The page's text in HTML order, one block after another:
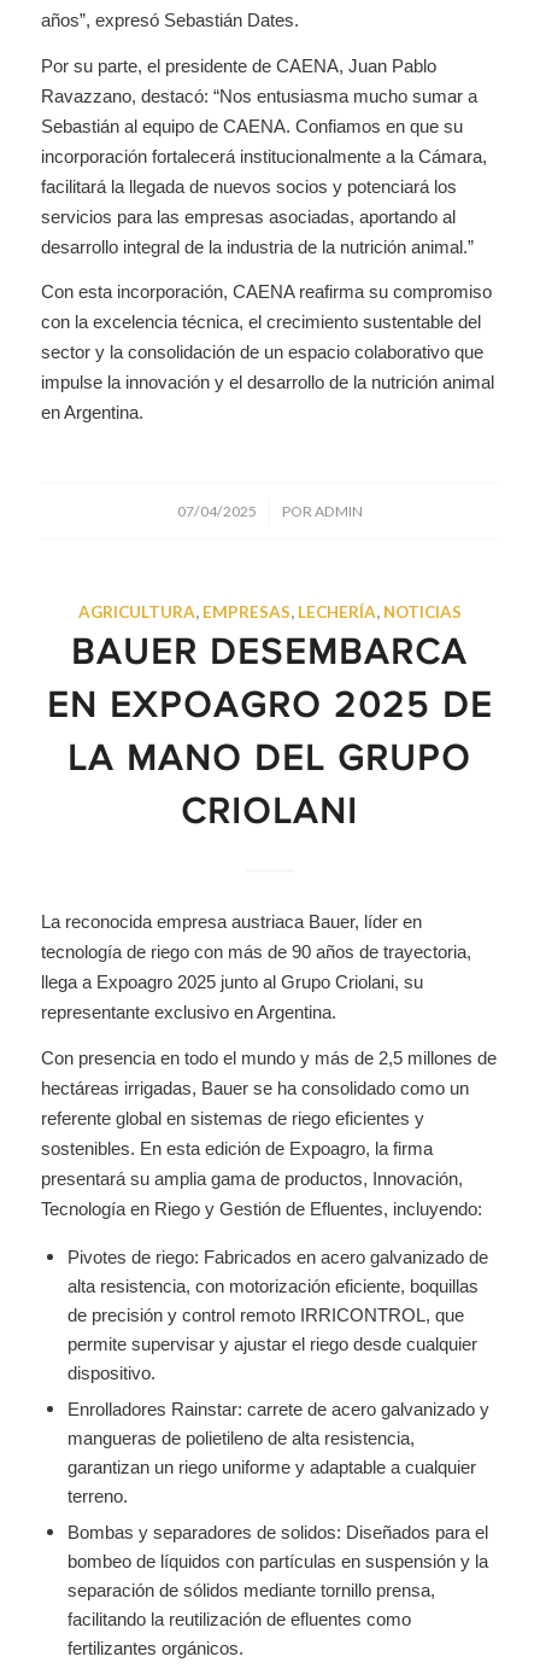
años”, expresó Sebastián Dates.
Por su parte, el presidente de CAENA, Juan Pablo
Ravazzano, destacó: “Nos entusiasma mucho sumar a
Sebastián al equipo de CAENA. Confiamos en que su
incorporación fortalecerá institucionalmente a la Cámara,
facilitará la llegada de nuevos socios y potenciará los
servicios para las empresas asociadas, aportando al
desarrollo integral de la industria de la nutrición animal.”
Con esta incorporación, CAENA reafirma su compromiso
con la excelencia técnica, el crecimiento sustentable del
sector y la consolidación de un espacio colaborativo que
impulse la innovación y el desarrollo de la nutrición animal
en Argentina.
07/04/2025
/ PORADMIN
AGRICULTURA, EMPRESAS, LECHERÍA, NOTICIAS
BAUER DESEMBARCA
EN EXPOAGRO 2025 DE
LA MANO DEL GRUPO
CRIOLANI
La reconocida empresa austriaca Bauer, líder en
tecnología de riego con más de 90 años de trayectoria,
llega a Expoagro 2025 junto al Grupo Criolani, su
representante exclusivo en Argentina.
Con presencia en todo el mundo y más de 2,5 millones de
hectáreas irrigadas, Bauer se ha consolidado como un
referente global en sistemas de riego eficientes y
sostenibles. En esta edición de Expoagro, la firma
presentará su amplia gama de productos, Innovación,
Tecnología en Riego y Gestión de Efluentes, incluyendo:
Pivotes de riego: Fabricados en acero galvanizado de
alta resistencia, con motorización eficiente, boquillas
de precisión y control remoto IRRICONTROL, que
permite supervisar y ajustar el riego desde cualquier
dispositivo.
Enrolladores Rainstar: carrete de acero galvanizado y
mangueras de polietileno de alta resistencia,
garantizan un riego uniforme y adaptable a cualquier
terreno.
Bombas y separadores de solidos: Diseñados para el
bombeo de líquidos con partículas en suspensión y la
separación de sólidos mediante tornillo prensa,
facilitando la reutilización de efluentes como
fertilizantes orgánicos.